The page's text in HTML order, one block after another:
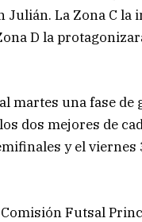
Julián. La Zona C
D la
martes una fase
dos mejores de
y el
Futsal